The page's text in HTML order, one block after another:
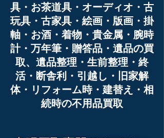
具・お茶道具・オーディオ・古
玩具・古家具・絵画・版画・掛
軸・お酒・着物・貴金属・腕時
計・万年筆・贈答品・遺品の買
取、遺品整理・生前整理・終
活・断舎利・引越し・旧家解
体・リフォーム時・建替え・相
続時の不用品買取